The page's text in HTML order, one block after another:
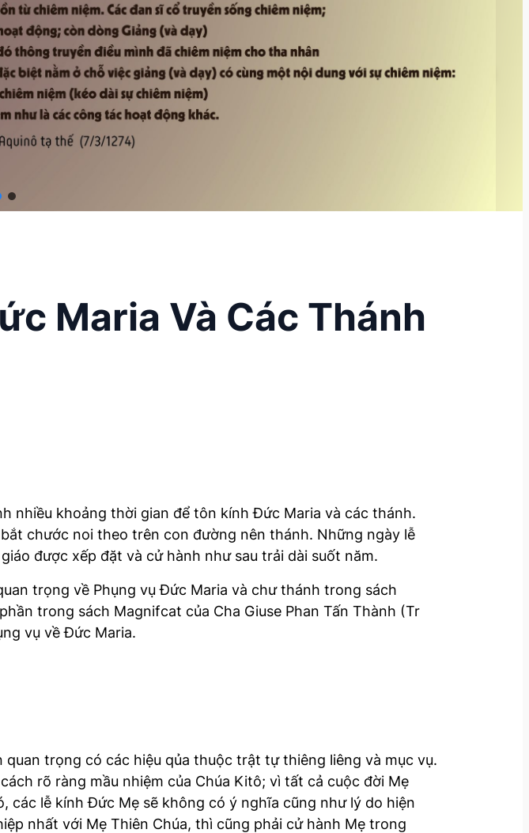
Maria Và Các Thánh
nhiều khoảng thời gian để tôn kính Đức Maria và các thánh.
chước noi theo trên con đường nên thánh. Những ngày lễ
được xếp đặt và cử hành như sau trải dài suốt năm.
trọng về Phụng vụ Đức Maria và chư thánh trong sách
trong sách Magnifcat của Cha Giuse Phan Tấn Thành (Tr
vụ về Đức Maria.
trọng có các hiệu qủa thuộc trật tự thiêng liêng và mục vụ.
rõ ràng mầu nhiệm của Chúa Kitô; vì tất cả cuộc đời Mẹ
các lễ kính Đức Mẹ sẽ không có ý nghĩa cũng như lý do hiện
nhất với Mẹ Thiên Chúa, thì cũng phải cử hành Mẹ trong